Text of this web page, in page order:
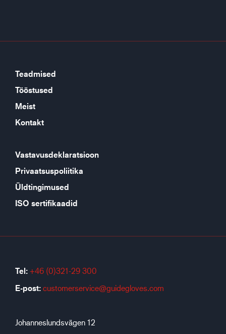
Teadmised
Tööstused
Meist
Kontakt
Vastavusdeklaratsioon
Privaatsuspoliitika
Üldtingimused
ISO sertifikaadid
Tel: +46 (0)321-29 300
E-post: customerservice@guidegloves.com
Johanneslundsvägen 12